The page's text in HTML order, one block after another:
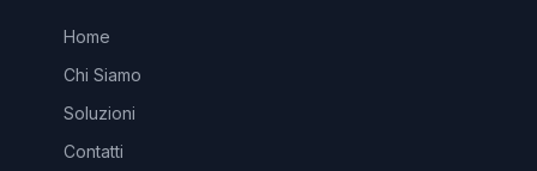
Home
Chi Siamo
Soluzioni
Contatti